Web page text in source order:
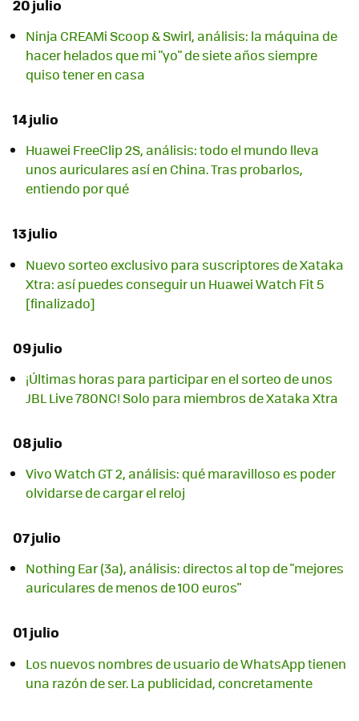
20 julio
Ninja CREAMi Scoop & Swirl, análisis: la máquina de
hacer helados que mi "yo" de siete años siempre
quiso tener en casa
14 julio
Huawei FreeClip 2S, análisis: todo el mundo lleva
unos auriculares así en China. Tras probarlos,
entiendo por qué
13 julio
Nuevo sorteo exclusivo para suscriptores de Xataka
Xtra: así puedes conseguir un Huawei Watch Fit 5
[finalizado]
09 julio
¡Últimas horas para participar en el sorteo de unos
JBL Live 780NC! Solo para miembros de Xataka Xtra
08 julio
Vivo Watch GT 2, análisis: qué maravilloso es poder
olvidarse de cargar el reloj
07 julio
Nothing Ear (3a), análisis: directos al top de "mejores
auriculares de menos de 100 euros"
01 julio
Los nuevos nombres de usuario de WhatsApp tienen
una razón de ser. La publicidad, concretamente